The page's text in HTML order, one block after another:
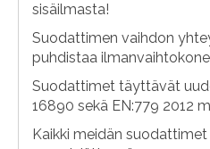
sisäilmasta!
Suodattimen vaihdon
puhdistaa
Suodattimet täyttävät
16890 sekä EN:779 2012
Kaikki meidän